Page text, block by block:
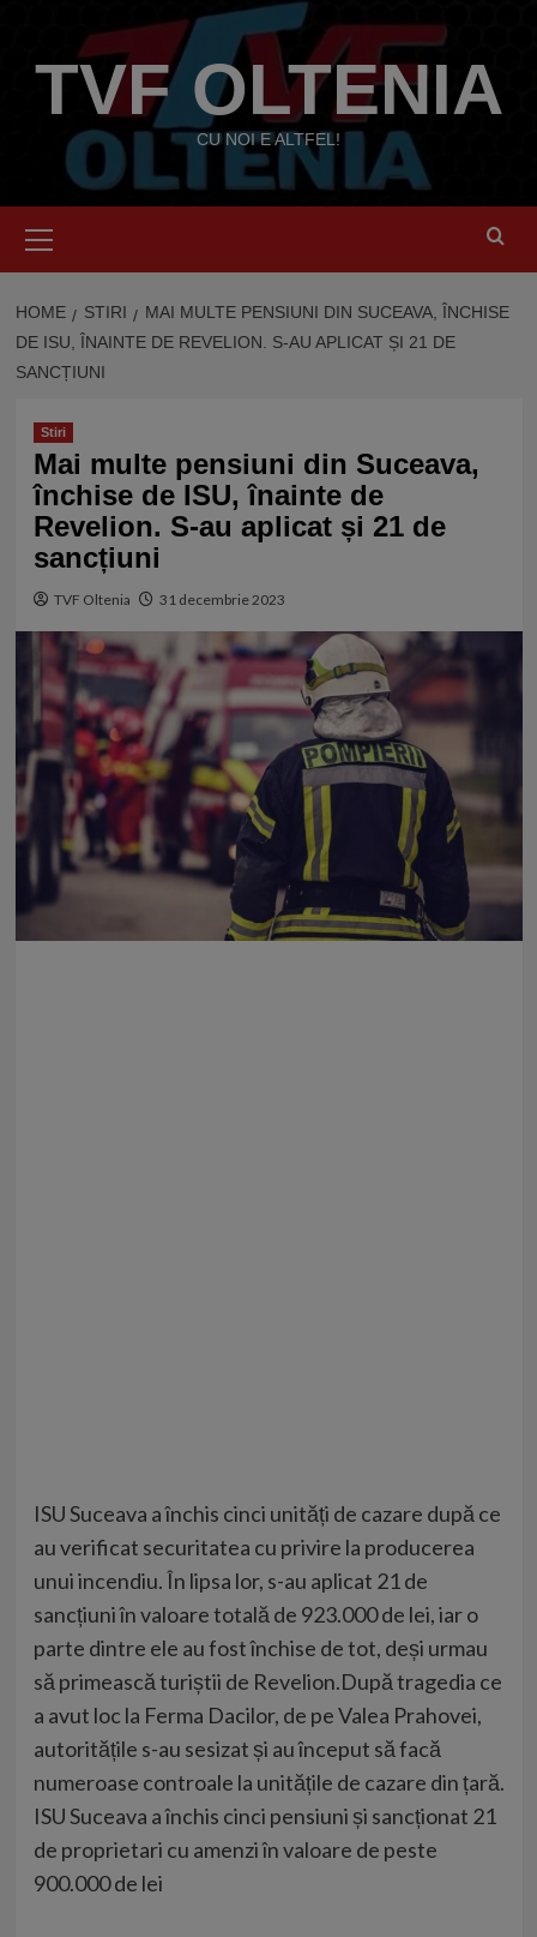
contentTVF OLTENIA
CU NOI E ALTFEL!
Menu
HOME STIRI
MAI MULTE PENSIUNI DIN SUCEAVA, ÎNCHISE
DE ISU, ÎNAINTE DE REVELION. S-AU APLICAT ȘI 21 DE
SANCȚIUNI
Stiri
Mai multe pensiuni din Suceava,
închise de ISU, înainte de
Revelion. S-au aplicat și 21 de
sancțiuni
TVF Oltenia 31 decembrie 2023
ISU Suceava a închis cinci unități de cazare după ce
au verificat securitatea cu privire la producerea
unui incendiu. În lipsa lor, s-au aplicat 21 de
sancțiuni în valoare totală de 923.000 de lei, iar o
parte dintre ele au fost închise de tot, deși urmau
să primească turiștii de Revelion.După tragedia ce
a avut loc la Ferma Dacilor, de pe Valea Prahovei,
autoritățile s-au sesizat și au început să facă
numeroase controale la unitățile de cazare din țară.
ISU Suceava a închis cinci pensiuni și sancționat 21
de proprietari cu amenzi în valoare de peste
900.000 de lei